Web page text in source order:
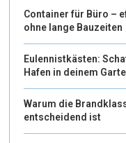
Container für Büro –
ohne lange Bauzeiten
Eulennistkästen:
Hafen in deinem
Warum die
entscheidend ist